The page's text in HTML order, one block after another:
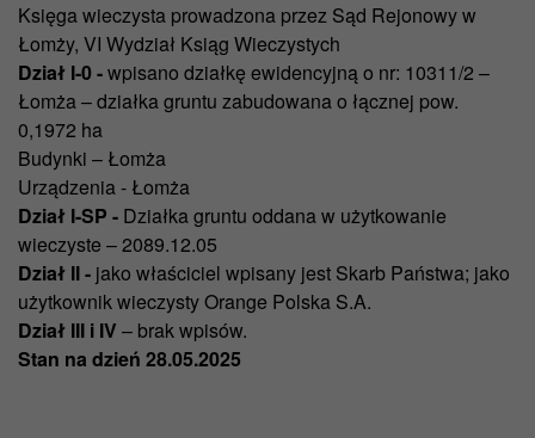
Księga wieczysta prowadzona przez Sąd Rejonowy w
Łomży, VI Wydział Ksiąg Wieczystych
Dział I-0-wpisano działkę ewidencyjną o nr: 10311/2 –
Łomża – działka gruntu zabudowana o łącznej pow.
0,1972 ha
Budynki – Łomża
Urządzenia - Łomża
Dział I-SP - Działka gruntu oddana w użytkowanie
wieczyste – 2089.12.05
Dział II - jako właściciel wpisany jest Skarb Państwa; jako
użytkownik wieczysty Orange Polska S.A.
Dział III i IV – brak wpisów.
Stan na dzień 28.05.2025